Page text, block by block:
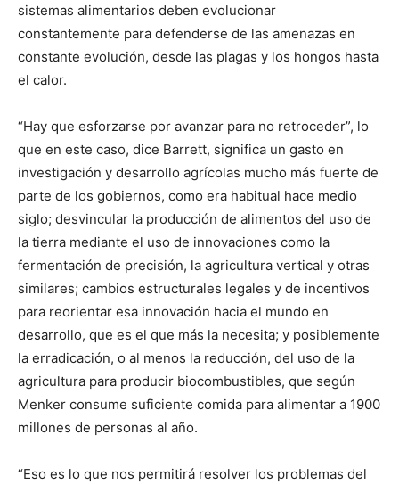
sistemas alimentarios deben evolucionar
constantemente para defenderse de las amenazas en
constante evolución, desde las plagas y los hongos hasta
el calor.
“Hay que esforzarse por avanzar para no retroceder”, lo
que en este caso, dice Barrett, significa un gasto en
investigación y desarrollo agrícolas mucho más fuerte de
parte de los gobiernos, como era habitual hace medio
siglo; desvincular la producción de alimentos del uso de
la tierra mediante el uso de innovaciones como la
fermentación de precisión, la agricultura vertical y otras
similares; cambios estructurales legales y de incentivos
para reorientar esa innovación hacia el mundo en
desarrollo, que es el que más la necesita; y posiblemente
la erradicación, o al menos la reducción, del uso de la
agricultura para producir biocombustibles, que según
Menker consume suficiente comida para alimentar a 1900
millones de personas al año.
“Eso es lo que nos permitirá resolver los problemas del